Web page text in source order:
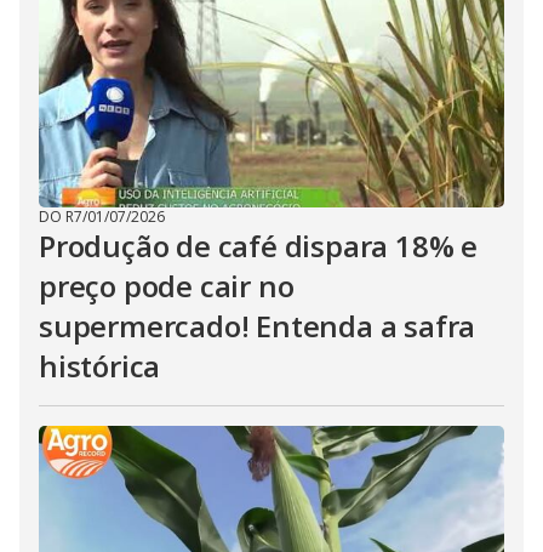
DO R7/01/07/2026
Produção de café dispara 18% e
preço pode cair no
supermercado! Entenda a safra
histórica